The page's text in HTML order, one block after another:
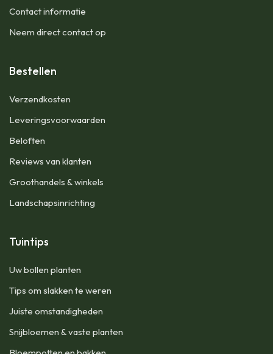
Contact informatie
Neem direct contact op
Bestellen
Verzendkosten
Leveringsvoorwaarden
Beloften
Reviews van klanten
Groothandels & winkels
Landschapsinrichting
Tuintips
Uw bollen planten
Tips om slakken te weren
Juiste omstandigheden
Snijbloemen & vaste planten